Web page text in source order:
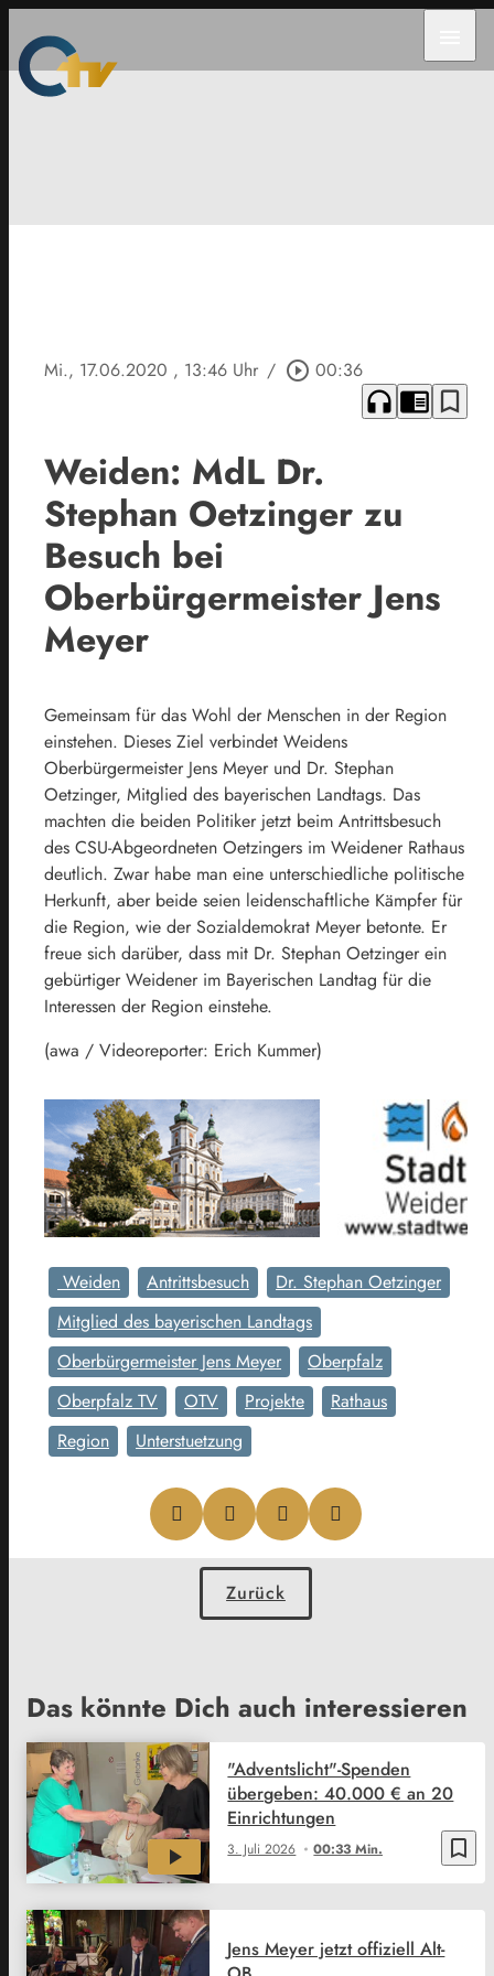
Mi., 17.06.2020 , 13:46 Uhr / play_circle_outline 00:36
headphones chrome_reader_mode bookmark_border
Weiden: MdL Dr.
Stephan Oetzinger zu
Besuch bei
Oberbürgermeister Jens
Meyer
Gemeinsam für das Wohl der Menschen in der Region
einstehen. Dieses Ziel verbindet Weidens
Oberbürgermeister Jens Meyer und Dr. Stephan
Oetzinger, Mitglied des bayerischen Landtags. Das
machten die beiden Politiker jetzt beim Antrittsbesuch
des CSU-Abgeordneten Oetzingers im Weidener Rathaus
deutlich. Zwar habe man eine unterschiedliche politische
Herkunft, aber beide seien leidenschaftliche Kämpfer für
die Region, wie der Sozialdemokrat Meyer betonte. Er
freue sich darüber, dass mit Dr. Stephan Oetzinger ein
gebürtiger Weidener im Bayerischen Landtag für die
Interessen der Region einstehe.
(awa / Videoreporter: Erich Kummer)
Weiden Antrittsbesuch
Dr. Stephan Oetzinger
Mitglied des bayerischen Landtags
Oberbürgermeister Jens Meyer
Oberpfalz
Oberpfalz TV
OTV Projekte
Rathaus
Region
Unterstuetzung
Zurück
Das könnte Dich auch interessieren
bookmark_border
3. Juli 2026 00:33 Min.
"Adventslicht"-Spenden
übergeben: 40.000 € an 20
Einrichtungen
Jens Meyer jetzt offiziell Alt-